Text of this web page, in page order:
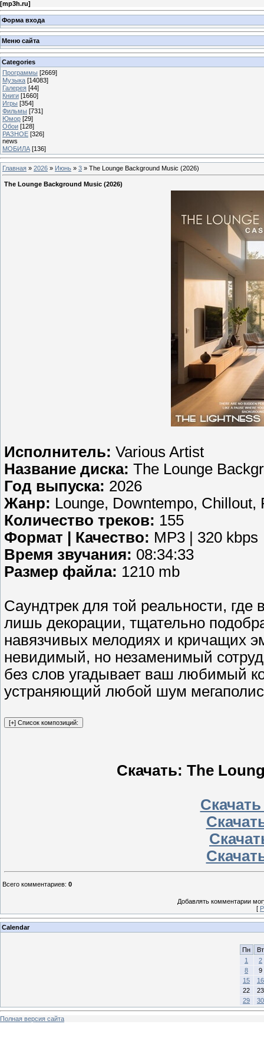
[mp3h.ru]
Форма входа
Меню сайта
Categories
Программы [2669]
Музыка [14083]
Галерея [44]
Книги [1660]
Игры [354]
Фильмы [731]
Юмор [29]
Обои [128]
РАЗНОЕ [326]
news
МОБИЛА [136]
Главная » 2026 » Июнь » 3 » The Lounge Background Music (2026)
The Lounge Background Music (2026)
Исполнитель: Various Artist
Название диска: The Lounge
Год выпуска: 2026
Жанр: Lounge, Downtempo, Chillout,
Количество треков: 155
Формат | Качество: MP3 | 320 kbps
Время звучания: 08:34:33
Размер файла: 1210 mb
Саундтрек для той реальности,
лишь декорации, тщательно
навязчивых мелодиях и кричащих
невидимый, но незаменимый
без слов угадывает ваш любимый
устраняющий любой шум
Скачать: The
Всего комментариев: 0
Добавлять комментарии
[
Calendar
Пн
Вт
1
2
8
9
15
16
22
23
29
30
Полная версия сайта